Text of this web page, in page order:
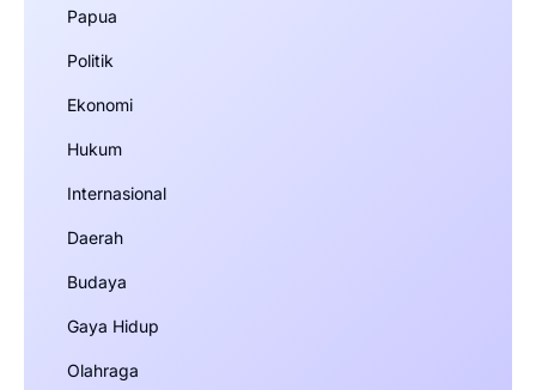
Papua
Politik
Ekonomi
Hukum
Internasional
Daerah
Budaya
Gaya Hidup
Olahraga